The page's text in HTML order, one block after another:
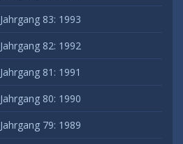
Jahrgang 83: 1993
Jahrgang 82: 1992
Jahrgang 81: 1991
Jahrgang 80: 1990
Jahrgang 79: 1989